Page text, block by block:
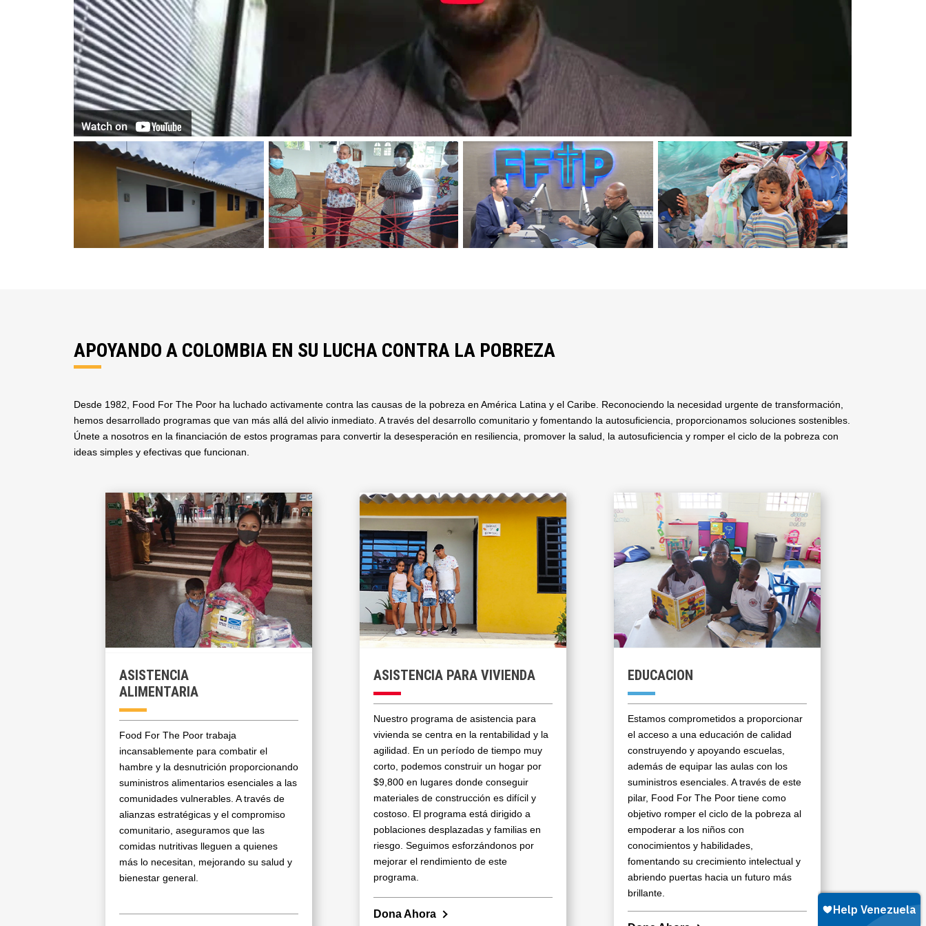
APOYANDO A COLOMBIA EN SU LUCHA CONTRA LA POBREZA
Desde 1982, Food For The Poor ha luchado activamente contra las causas de la pobreza en América Latina y el Caribe. Reconociendo la necesidad urgente de transformación,
hemos desarrollado programas que van más allá del alivio inmediato. A través del desarrollo comunitario y fomentando la autosuficiencia, proporcionamos soluciones sostenibles.
Únete a nosotros en la financiación de estos programas para convertir la desesperación en resiliencia, promover la salud, la autosuficiencia y romper el ciclo de la pobreza con
ideas simples y efectivas que funcionan.
ASISTENCIA
ALIMENTARIA
Food For The Poor trabaja
incansablemente para combatir el
hambre y la desnutrición proporcionando
suministros alimentarios esenciales a las
comunidades vulnerables. A través de
alianzas estratégicas y el compromiso
comunitario, aseguramos que las
comidas nutritivas lleguen a quienes
más lo necesitan, mejorando su salud y
bienestar general.
ASISTENCIA PARA VIVIENDA
Nuestro programa de asistencia para
vivienda se centra en la rentabilidad y la
agilidad. En un período de tiempo muy
corto, podemos construir un hogar por
$9,800 en lugares donde conseguir
materiales de construcción es difícil y
costoso. El programa está dirigido a
poblaciones desplazadas y familias en
riesgo. Seguimos esforzándonos por
mejorar el rendimiento de este
programa.
Dona Ahora
EDUCACION
Estamos comprometidos a proporcionar
el acceso a una educación de calidad
construyendo y apoyando escuelas,
además de equipar las aulas con los
suministros esenciales. A través de este
pilar, Food For The Poor tiene como
objetivo romper el ciclo de la pobreza al
empoderar a los niños con
conocimientos y habilidades,
fomentando su crecimiento intelectual y
abriendo puertas hacia un futuro más
brillante.